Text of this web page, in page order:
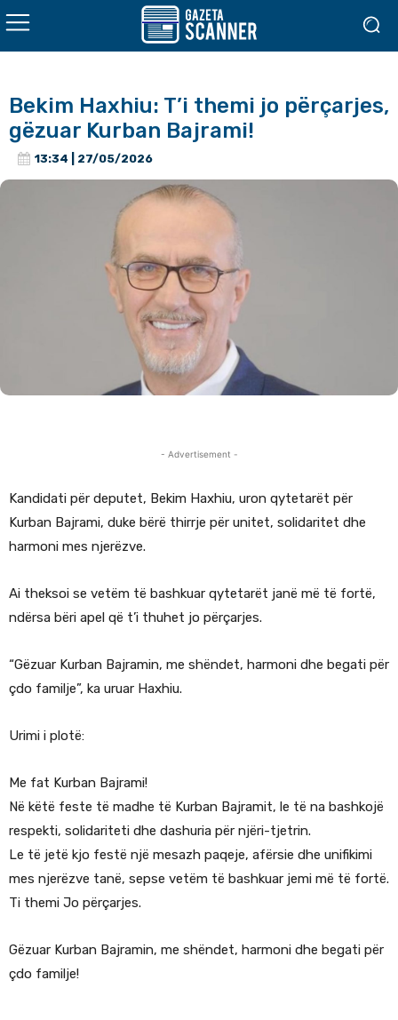
Bekim Haxhiu: T’i themi jo përçarjes,
gëzuar Kurban Bajrami!
13:34 | 27/05/2026
- Advertisement -
Kandidati për deputet, Bekim Haxhiu, uron qytetarët për
Kurban Bajrami, duke bërë thirrje për unitet, solidaritet dhe
harmoni mes njerëzve.
Ai theksoi se vetëm të bashkuar qytetarët janë më të fortë,
ndërsa bëri apel që t’i thuhet jo përçarjes.
“Gëzuar Kurban Bajramin, me shëndet, harmoni dhe begati për
çdo familje”, ka uruar Haxhiu.
Urimi i plotë:
Me fat Kurban Bajrami!
Në këtë feste të madhe të Kurban Bajramit, le të na bashkojë
respekti, solidariteti dhe dashuria për njëri-tjetrin.
Le të jetë kjo festë një mesazh paqeje, afërsie dhe unifikimi
mes njerëzve tanë, sepse vetëm të bashkuar jemi më të fortë.
Ti themi Jo përçarjes.
Gëzuar Kurban Bajramin, me shëndet, harmoni dhe begati për
çdo familje!